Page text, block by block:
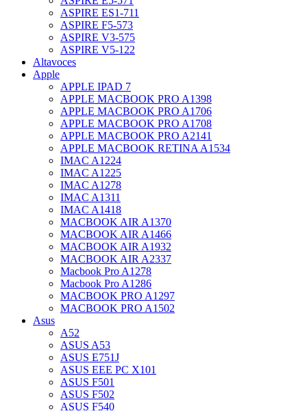
ASPIRE ES1-711
ASPIRE F5-573
ASPIRE V3-575
ASPIRE V5-122
Altavoces
Apple
APPLE IPAD 7
APPLE MACBOOK PRO A1398
APPLE MACBOOK PRO A1706
APPLE MACBOOK PRO A1708
APPLE MACBOOK PRO A2141
APPLE MACBOOK RETINA A1534
IMAC A1224
IMAC A1225
IMAC A1278
IMAC A1311
IMAC A1418
MACBOOK AIR A1370
MACBOOK AIR A1466
MACBOOK AIR A1932
MACBOOK AIR A2337
Macbook Pro A1278
Macbook Pro A1286
MACBOOK PRO A1297
MACBOOK PRO A1502
Asus
A52
ASUS A53
ASUS E751J
ASUS EEE PC X101
ASUS F501
ASUS F502
ASUS F540